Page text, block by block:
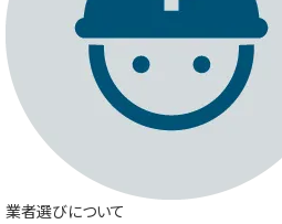
業者選びについて